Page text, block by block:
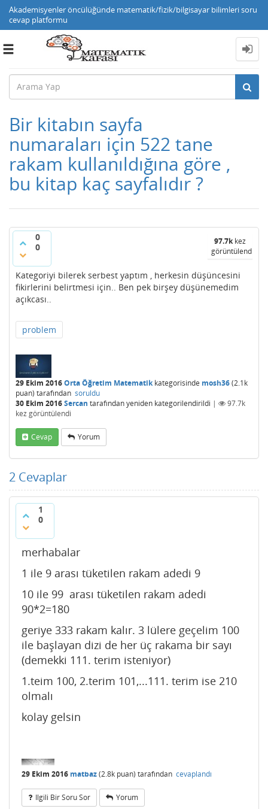
Akademisyenler öncülüğünde matematik/fizik/bilgisayar bilimleri soru
cevap platformu
Toggle
Bir kitabın sayfa
numaraları için 522 tane
rakam kullanıldığına göre ,
bu kitap kaç sayfalıdır ?
0
0
97.7kkez
görüntülendi
Kategoriyi bilerek serbest yaptım , herkesin düşüncesini
fikirlerini belirtmesi için.. Ben pek birşey düşünemedim
açıkcası..
problem
29 Ekim 2016Orta Öğretim Matematikkategorisinde mosh36(2.1k
puan) tarafından soruldu
30 Ekim 2016Sercan tarafındanyeniden kategorilendirildi |
97.7k
kez görüntülendi
Cevap Yorum
2 Cevaplar
1
0
merhabalar
1 ile 9 arası tüketilen rakam adedi 9
10 ile 99 arası tüketilen rakam adedi
90*2=180
geriye 333 rakam kalır. 3 lülere geçelim 100
ile başlayan dizi de her üç rakama bir sayı
(demekki 111. terim isteniyor)
1.teim 100, 2.terim 101,...111. terim ise 210
olmalı
kolay gelsin
29 Ekim 2016 matbaz(2.8k puan) tarafından cevaplandı
Ilgili Bir Soru Sor Yorum